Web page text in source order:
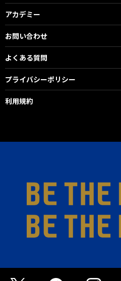
アカデミー
お問い合わせ
よくある質問
プライバシーポリシー
利用規約